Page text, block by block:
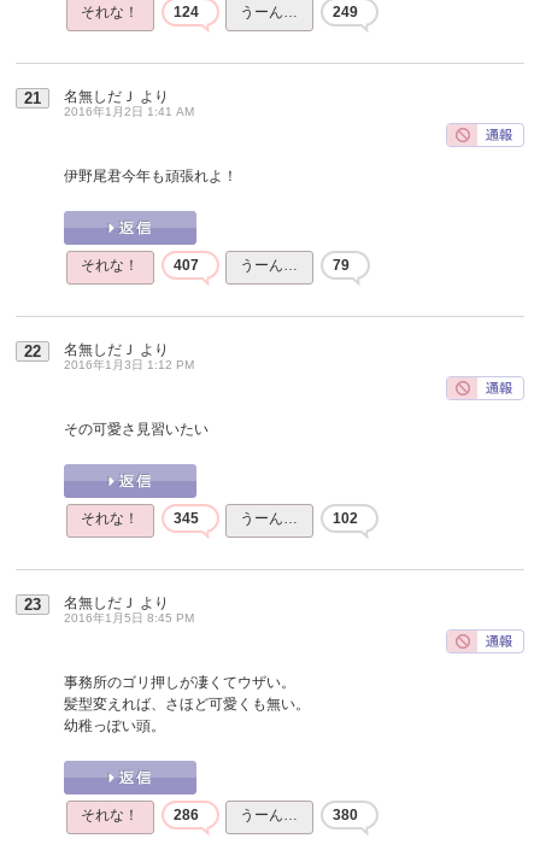
それな！ 124 うーん… 249
21 名無しだＪ より
2016年1月2日 1:41 AM
伊野尾君今年も頑張れよ！
それな！ 407 うーん… 79
22 名無しだＪ より
2016年1月3日 1:12 PM
その可愛さ見習いたい
それな！ 345 うーん… 102
23 名無しだＪ より
2016年1月5日 8:45 PM
事務所のゴリ押しが凄くてウザい。
髪型変えれば、さほど可愛くも無い。
幼稚っぽい頭。
それな！ 286 うーん… 380